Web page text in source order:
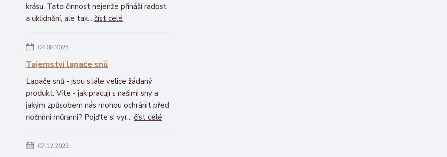
krásu. Tato činnost nejenže přináší radost
a uklidnění, ale tak... číst celé
04.08.2025
Tajemství lapače snů
Lapače snů - jsou stále velice žádaný
produkt. Víte - jak pracují s našimi sny a
jakým způsobem nás mohou ochránit před
nočními můrami? Pojďte si vyr... číst celé
07.12.2023